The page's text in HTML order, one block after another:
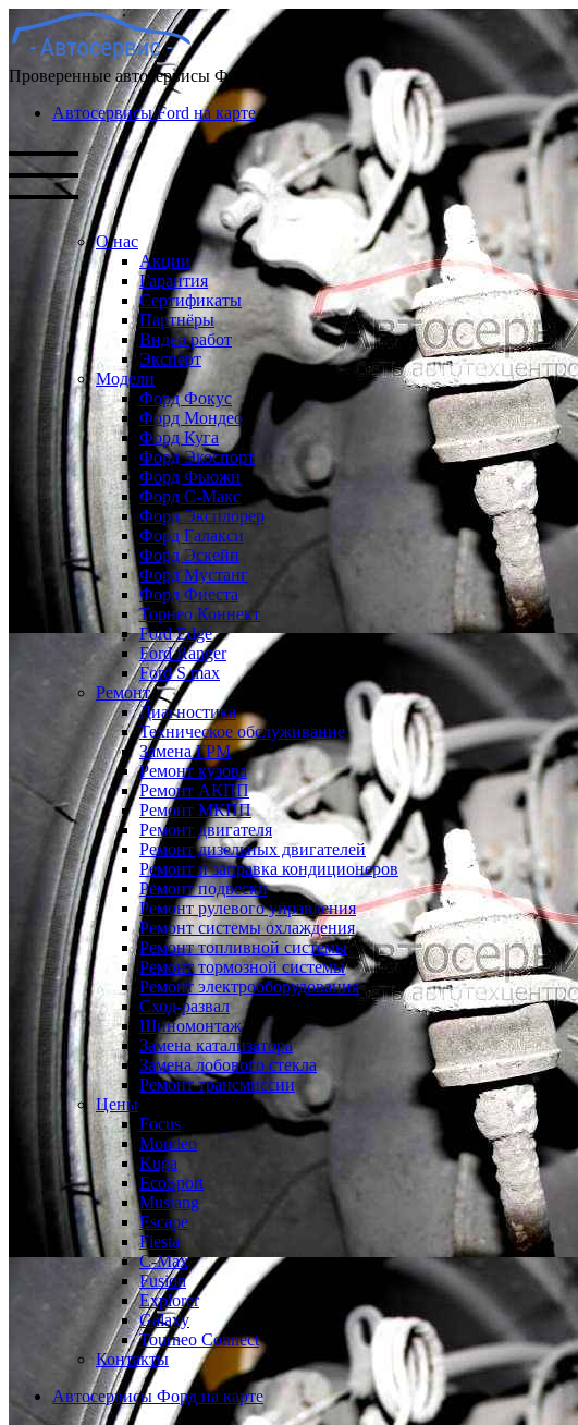
Проверенные автосервисы Форд в Москве
Автосервисы Ford на карте
О нас
Акции
Гарантия
Сертификаты
Партнёры
Видео работ
Эксперт
Модели
Форд Фокус
Форд Мондео
Форд Куга
Форд Экоспорт
Форд Фьюжн
Форд С-Макс
Форд Эксплорер
Форд Галакси
Форд Эскейп
Форд Мустанг
Форд Фиеста
Торнео Коннект
Ford Edge
Ford Ranger
Ford S max
Ремонт
Диагностика
Техническое обслуживание
Замена ГРМ
Ремонт кузова
Ремонт АКПП
Ремонт МКПП
Ремонт двигателя
Ремонт дизельных двигателей
Ремонт и заправка кондиционеров
Ремонт подвески
Ремонт рулевого управления
Ремонт системы охлаждения
Ремонт топливной системы
Ремонт тормозной системы
Ремонт электрооборудования
Сход-развал
Шиномонтаж
Замена катализатора
Замена лобового стекла
Ремонт трансмиссии
Цены
Focus
Mondeo
Kuga
EcoSport
Mustang
Escape
Fiesta
C-Max
Fusion
Explorer
Galaxy
Tourneo Connect
Контакты
Автосервисы Форд на карте